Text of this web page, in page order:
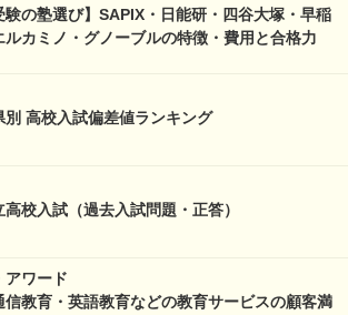
験の塾選び】SAPIX・日能研・四谷大塚・早稲
ルカミノ・グノーブルの特徴・費用と合格力
別 高校入試偏差値ランキング
校入試（過去入試問題・正答）
アワード
信教育・英語教育などの教育サービスの顧客満